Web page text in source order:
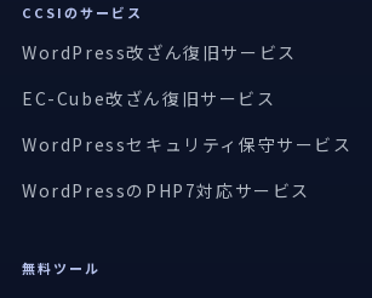
CCSIのサービス
WordPress改ざん復旧サービス
EC-Cube改ざん復旧サービス
WordPressセキュリティ保守サービス
WordPressのPHP7対応サービス
無料ツール